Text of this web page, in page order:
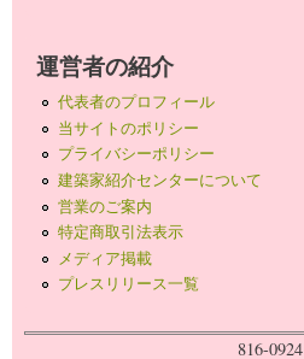
運営者の紹介
代表者のプロフィール
当サイトのポリシー
プライバシーポリシー
建築家紹介センターについて
営業のご案内
特定商取引法表示
メディア掲載
プレスリリース一覧
816-0924